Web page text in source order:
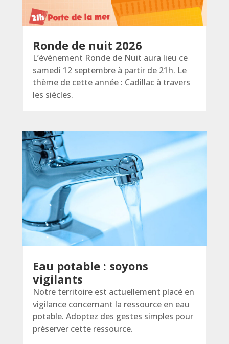
Ronde de nuit 2026
L’évènement Ronde de Nuit aura lieu ce
samedi 12 septembre à partir de 21h. Le
thème de cette année : Cadillac à travers
les siècles.
Eau potable : soyons
vigilants
Notre territoire est actuellement placé en
vigilance concernant la ressource en eau
potable. Adoptez des gestes simples pour
préserver cette ressource.